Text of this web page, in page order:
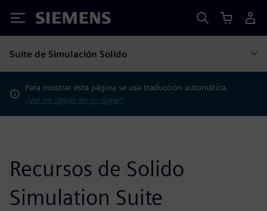
Siemens
Suite de Simulación Solido
Para mostrar esta página se usa traducción automática.
¿Ver en inglés en su lugar?
Recursos de Solido
Simulation Suite